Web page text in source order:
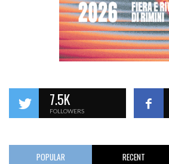
7.5K
FOLLOWERS
POPULAR RECENT